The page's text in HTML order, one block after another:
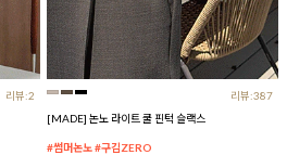
리뷰:2
리뷰:387
[MADE] 논노 라이트 쿨 핀턱 슬랙스
#썸머논노 #구김ZERO